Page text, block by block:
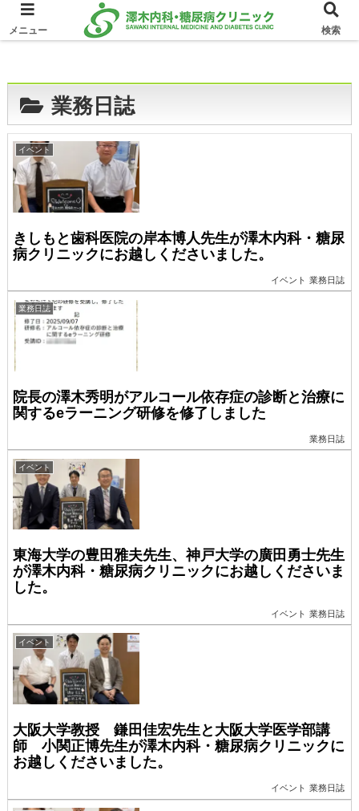
ホーム 業務日誌
業務日誌
イベント
きしもと歯科医院の岸本博人先生が澤木内科・糖尿
病クリニックにお越しくださいました。
イベント 業務日誌
業務日誌
院長の澤木秀明がアルコール依存症の診断と治療に
関するeラーニング研修を修了しました
業務日誌
イベント
東海大学の豊田雅夫先生、神戸大学の廣田勇士先生
が澤木内科・糖尿病クリニックにお越しくださいま
した。
イベント 業務日誌
イベント
大阪大学教授 鎌田佳宏先生と大阪大学医学部講
師 小関正博先生が澤木内科・糖尿病クリニックに
お越しくださいました。
イベント 業務日誌
メニュー 検索